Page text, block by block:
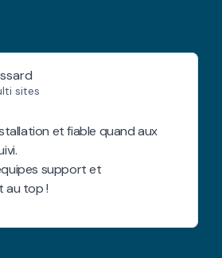
sites
et fiable quand aux
support et
au top !